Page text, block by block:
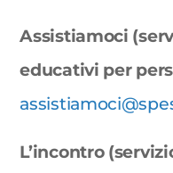
Assistiamoci
educativi per
L’incontro